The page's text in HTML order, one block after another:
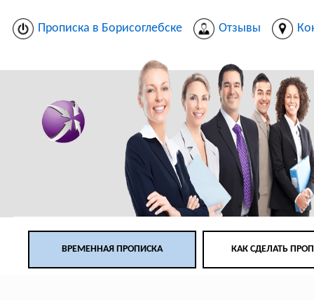
Прописка в Борисоглебске Отзывы
ВРЕМЕННАЯ ПРОПИСКА КАК СДЕЛАТЬ